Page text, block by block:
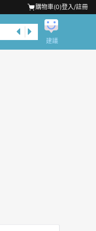
購物車(0)登入/註冊
建議